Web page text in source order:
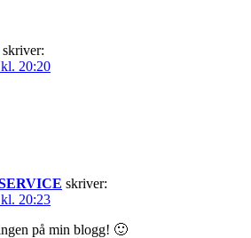
skriver:
20:20
skriver:
20:23
på min blogg! 🙂